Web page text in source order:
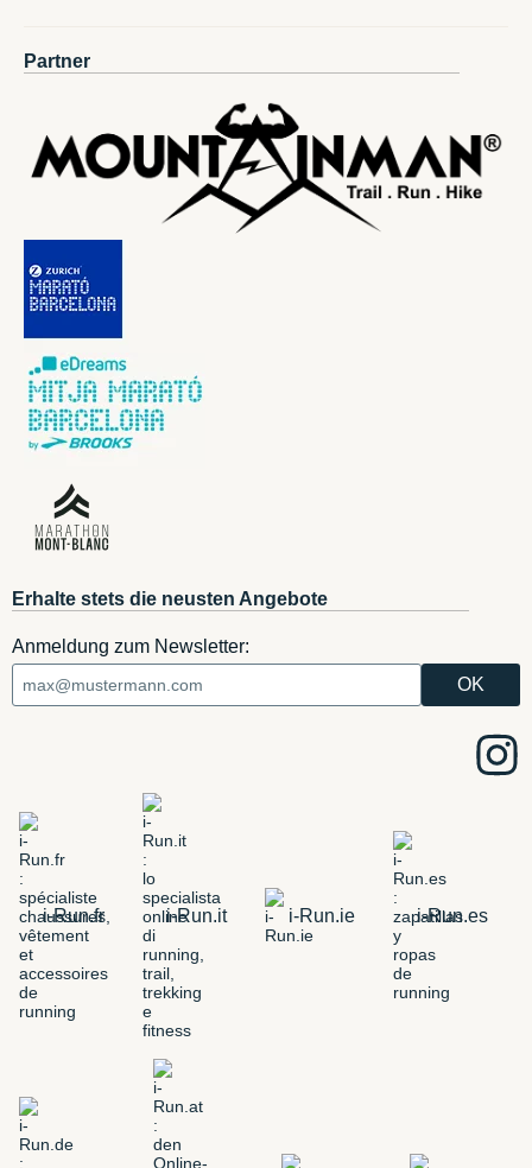
Partner
Erhalte stets die neusten Angebote
Anmeldung zum Newsletter:
i-Run.fr i-Run.it i-Run.ie i-Run.es